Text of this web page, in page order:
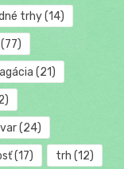
trhy(14)
(77)
(21)
(24)
(17) trh (12)